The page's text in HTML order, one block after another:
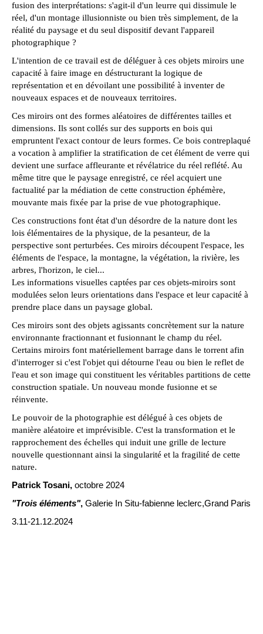
fusion des interprétations: s'agit-il d'un leurre qui dissimule le
réel, d'un montage illusionniste ou bien très simplement, de la
réalité du paysage et du seul dispositif devant l'appareil
photographique ?
L'intention de ce travail est de déléguer à ces objets miroirs une
capacité à faire image en déstructurant la logique de
représentation et en dévoilant une possibilité à inventer de
nouveaux espaces et de nouveaux territoires.
Ces miroirs ont des formes aléatoires de différentes tailles et
dimensions. Ils sont collés sur des supports en bois qui
empruntent l'exact contour de leurs formes. Ce bois contreplaqué
a vocation à amplifier la stratification de cet élément de verre qui
devient une surface affleurante et révélatrice du réel reflété. Au
même titre que le paysage enregistré, ce réel acquiert une
factualité par la médiation de cette construction éphémère,
mouvante mais fixée par la prise de vue photographique.
Ces constructions font état d'un désordre de la nature dont les
lois élémentaires de la physique, de la pesanteur, de la
perspective sont perturbées. Ces miroirs découpent l'espace, les
éléments de l'espace, la montagne, la végétation, la rivière, les
arbres, l'horizon, le ciel...
Les informations visuelles captées par ces objets-miroirs sont
modulées selon leurs orientations dans l'espace et leur capacité à
prendre place dans un paysage global.
Ces miroirs sont des objets agissants concrètement sur la nature
environnante fractionnant et fusionnant le champ du réel.
Certains miroirs font matériellement barrage dans le torrent afin
d'interroger si c'est l'objet qui détourne l'eau ou bien le reflet de
l'eau et son image qui constituent les véritables partitions de cette
construction spatiale. Un nouveau monde fusionne et se
réinvente.
Le pouvoir de la photographie est délégué à ces objets de
manière aléatoire et imprévisible. C'est la transformation et le
rapprochement des échelles qui induit une grille de lecture
nouvelle questionnant ainsi la singularité et la fragilité de cette
nature.
Patrick Tosani, octobre 2024
"Trois éléments", Galerie In Situ-fabienne leclerc,Grand Paris
3.11-21.12.2024